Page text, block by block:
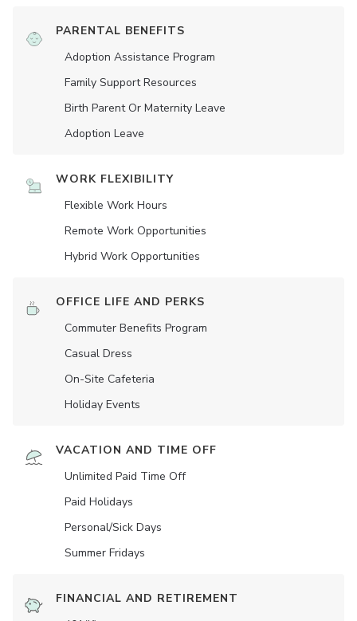
PARENTAL BENEFITS
Adoption Assistance Program
Family Support Resources
Birth Parent Or Maternity Leave
Adoption Leave
WORK FLEXIBILITY
Flexible Work Hours
Remote Work Opportunities
Hybrid Work Opportunities
OFFICE LIFE AND PERKS
Commuter Benefits Program
Casual Dress
On-Site Cafeteria
Holiday Events
VACATION AND TIME OFF
Unlimited Paid Time Off
Paid Holidays
Personal/Sick Days
Summer Fridays
FINANCIAL AND RETIREMENT